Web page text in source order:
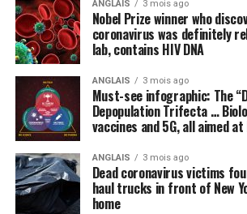
ANGLAIS 3 mois ago
Nobel Prize winner who
coronavirus was definitely
lab, contains HIV DNA
ANGLAIS 3 mois ago
Must-see infographic: The
Depopulation Trifecta …
vaccines and 5G, all aimed
ANGLAIS 3 mois ago
Dead coronavirus victims
haul trucks in front of New
home